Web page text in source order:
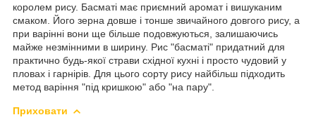
королем рису. Басматі має приємний аромат і вишуканим
смаком. Його зерна довше і тонше звичайного довгого рису, а
при варінні вони ще більше подовжуються, залишаючись
майже незмінними в ширину. Рис "басматі" придатний для
практично будь-якої страви східної кухні і просто чудовий у
пловах і гарнірів. Для цього сорту рису найбільш підходить
метод варіння "під кришкою" або "на пару".
Приховати